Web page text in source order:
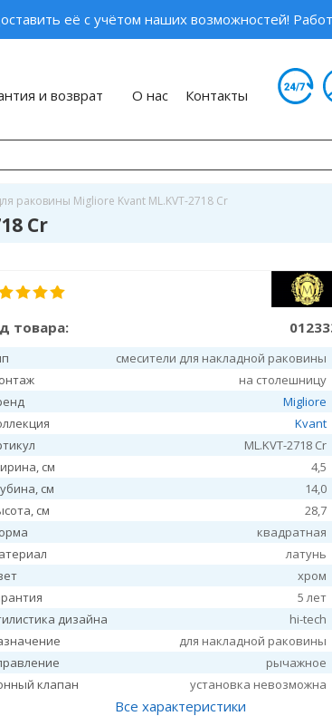
её с учётом наших возможностей!
и возврат О нас Контакты
раковины Migliore Kvant ML.KVT-2718 Cr
Cr
товара:
смесители для накладной раковины
на столешницу
Migliore
Kvant
ML.KVT-2718 Cr
см
4,5
см
14,0
см
28,7
квадратная
латунь
хром
5 лет
дизайна
hi-tech
для накладной раковины
рычажное
клапан
установка невозможна
Все характеристики